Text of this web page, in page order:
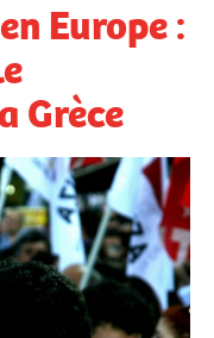
Europe :
Grèce